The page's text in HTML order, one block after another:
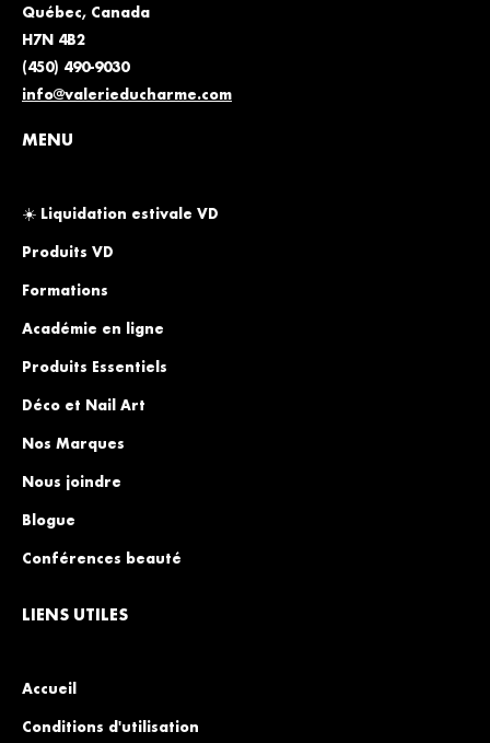
Québec, Canada
H7N 4B2
(450) 490-9030
info@valerieducharme.com
MENU
☀️ Liquidation estivale VD
Produits VD
Formations
Académie en ligne
Produits Essentiels
Déco et Nail Art
Nos Marques
Nous joindre
Blogue
Conférences beauté
LIENS UTILES
Accueil
Conditions d'utilisation